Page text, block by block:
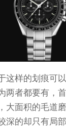
样的划痕可以
两者都要有，
大面积的毛道
深的却只有局